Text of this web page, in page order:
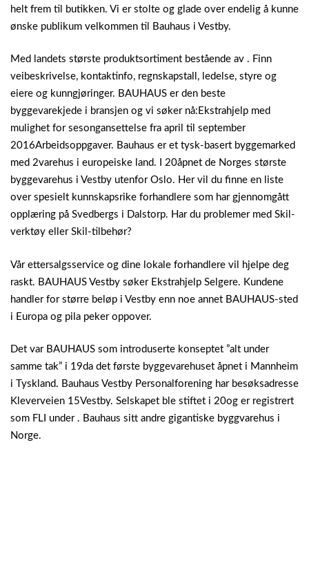
helt frem til butikken. Vi er stolte og glade over endelig å kunne
ønske publikum velkommen til Bauhaus i Vestby.
Med landets største produktsortiment bestående av . Finn
veibeskrivelse, kontaktinfo, regnskapstall, ledelse, styre og
eiere og kunngjøringer. BAUHAUS er den beste
byggevarekjede i bransjen og vi søker nå:Ekstrahjelp med
mulighet for sesongansettelse fra april til september
2016Arbeidsoppgaver. Bauhaus er et tysk-basert byggemarked
med 2varehus i europeiske land. I 20åpnet de Norges største
byggevarehus i Vestby utenfor Oslo. Her vil du finne en liste
over spesielt kunnskapsrike forhandlere som har gjennomgått
opplæring på Svedbergs i Dalstorp. Har du problemer med Skil-
verktøy eller Skil-tilbehør?
Vår ettersalgsservice og dine lokale forhandlere vil hjelpe deg
raskt. BAUHAUS Vestby søker Ekstrahjelp Selgere. Kundene
handler for større beløp i Vestby enn noe annet BAUHAUS-sted
i Europa og pila peker oppover.
Det var BAUHAUS som introduserte konseptet ”alt under
samme tak” i 19da det første byggevarehuset åpnet i Mannheim
i Tyskland. Bauhaus Vestby Personalforening har besøksadresse
Kleverveien 15Vestby. Selskapet ble stiftet i 20og er registrert
som FLI under . Bauhaus sitt andre gigantiske byggvarehus i
Norge.